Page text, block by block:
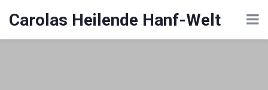
Carolas Heilende Hanf-Welt